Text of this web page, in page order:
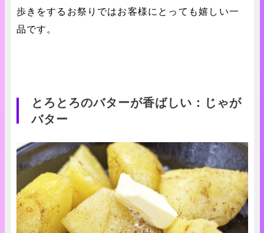
歩きをするお祭りではお客様にとっても嬉しい一
品です。
とろとろのバターが香ばしい：じゃが
バター